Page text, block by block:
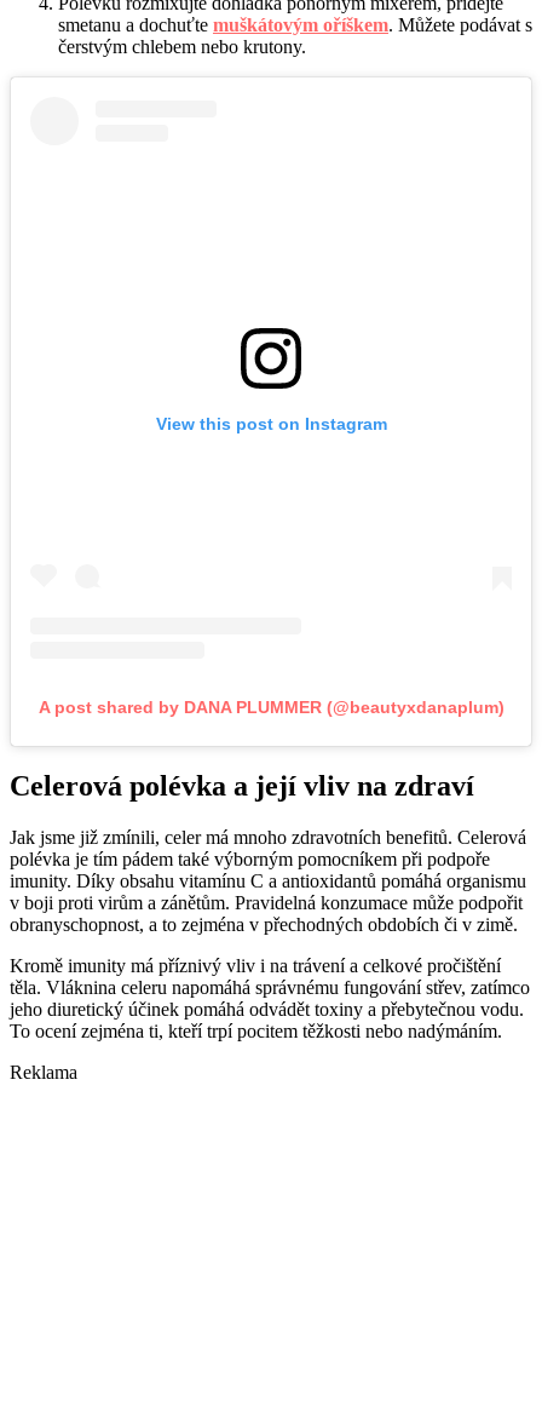
smetanu a dochuťte muškátovým oříškem. Můžete podávat s
čerstvým chlebem nebo krutony.
View this post on Instagram
A post shared by DANA PLUMMER (@beautyxdanaplum)
Celerová polévka a její vliv na zdraví
Jak jsme již zmínili, celer má mnoho zdravotních benefitů. Celerová
polévka je tím pádem také výborným pomocníkem při podpoře
imunity. Díky obsahu vitamínu C a antioxidantů pomáhá organismu
v boji proti virům a zánětům. Pravidelná konzumace může podpořit
obranyschopnost, a to zejména v přechodných obdobích či v zimě.
Kromě imunity má příznivý vliv i na trávení a celkové pročištění
těla. Vláknina celeru napomáhá správnému fungování střev, zatímco
jeho diuretický účinek pomáhá odvádět toxiny a přebytečnou vodu.
To ocení zejména ti, kteří trpí pocitem těžkosti nebo nadýmáním.
Reklama